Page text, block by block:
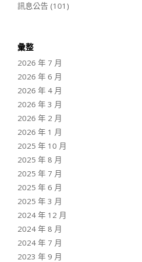
訊息公告 (101)
彙整
2026 年 7 月
2026 年 6 月
2026 年 4 月
2026 年 3 月
2026 年 2 月
2026 年 1 月
2025 年 10 月
2025 年 8 月
2025 年 7 月
2025 年 6 月
2025 年 3 月
2024 年 12 月
2024 年 8 月
2024 年 7 月
2023 年 9 月